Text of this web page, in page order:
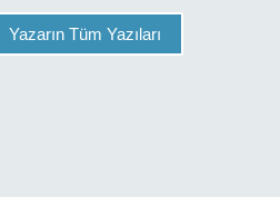
Yazarın Tüm Yazıları